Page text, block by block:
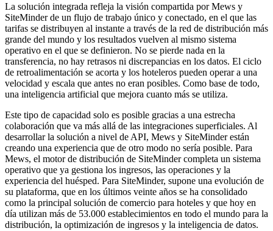
La solución integrada refleja la visión compartida por Mews y
SiteMinder de un flujo de trabajo único y conectado, en el que las
tarifas se distribuyen al instante a través de la red de distribución más
grande del mundo y los resultados vuelven al mismo sistema
operativo en el que se definieron. No se pierde nada en la
transferencia, no hay retrasos ni discrepancias en los datos. El ciclo
de retroalimentación se acorta y los hoteleros pueden operar a una
velocidad y escala que antes no eran posibles. Como base de todo,
una inteligencia artificial que mejora cuanto más se utiliza.
Este tipo de capacidad solo es posible gracias a una estrecha
colaboración que va más allá de las integraciones superficiales. Al
desarrollar la solución a nivel de API, Mews y SiteMinder están
creando una experiencia que de otro modo no sería posible. Para
Mews, el motor de distribución de SiteMinder completa un sistema
operativo que ya gestiona los ingresos, las operaciones y la
experiencia del huésped. Para SiteMinder, supone una evolución de
su plataforma, que en los últimos veinte años se ha consolidado
como la principal solución de comercio para hoteles y que hoy en
día utilizan más de 53.000 establecimientos en todo el mundo para la
distribución, la optimización de ingresos y la inteligencia de datos.